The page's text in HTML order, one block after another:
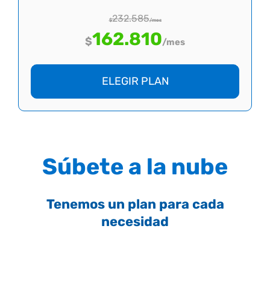
$232.585/mes
$162.810/mes
ELEGIR PLAN
Súbete a la nube
Tenemos un plan para cada
necesidad